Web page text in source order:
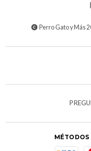
Perro Gato y Más
MÉTODOS